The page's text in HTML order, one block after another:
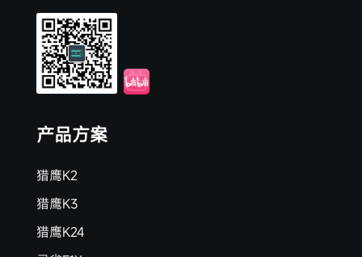
产品方案
猎鹰K2
猎鹰K3
猎鹰K24